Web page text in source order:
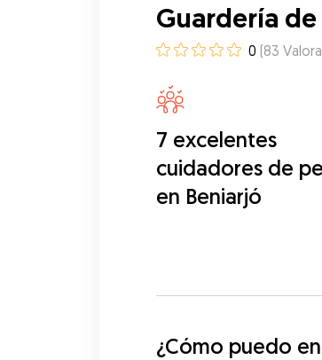
Guardería
0 (83
7 excelentes
cuidadores de
en Beniarjó
¿Cómo puedo